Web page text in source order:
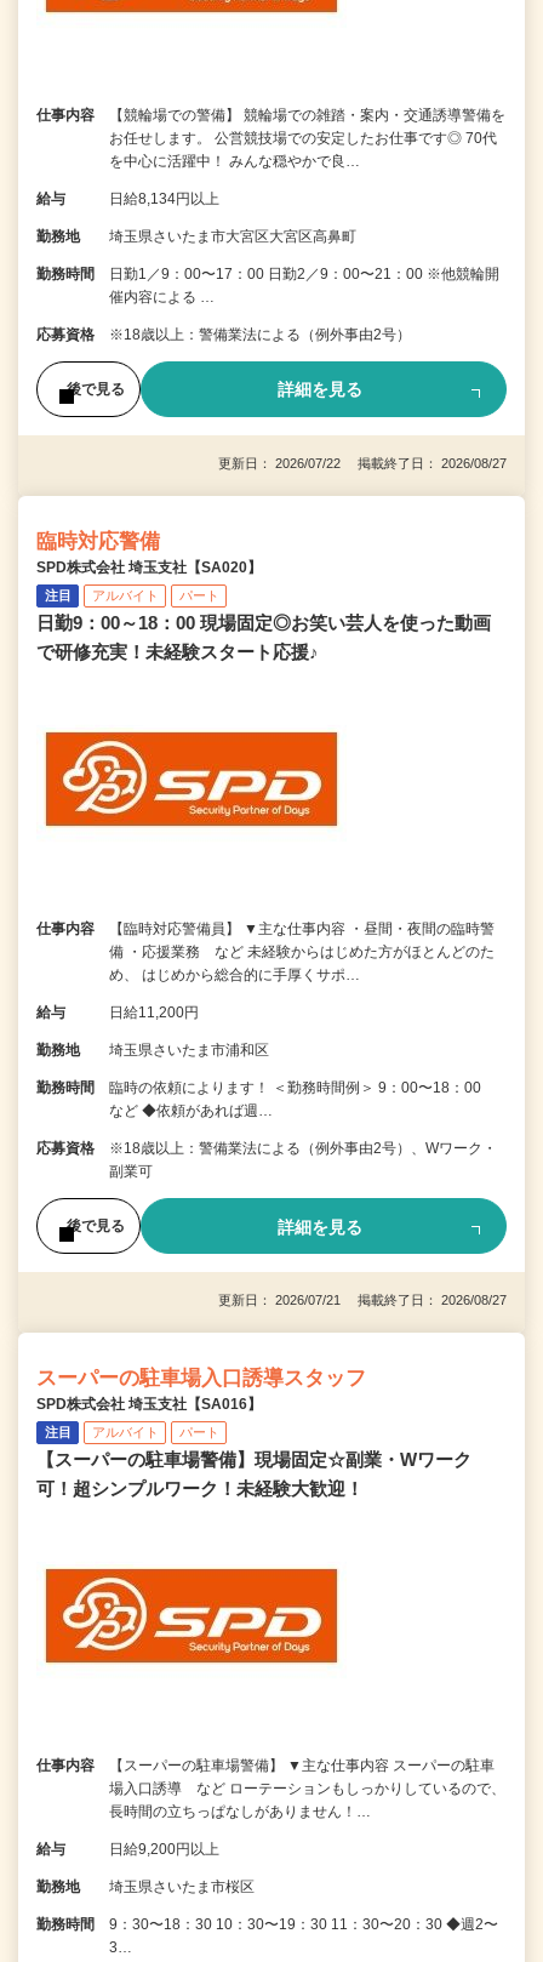
仕事内容
【競輪場での警備】 競輪場での雑踏・案内・交通誘導警備を
お任せします。 公営競技場での安定したお仕事です◎ 70代
を中心に活躍中！ みんな穏やかで良…
給与 日給8,134円以上
勤務地 埼玉県さいたま市大宮区大宮区高鼻町
勤務時間
日勤1／9：00〜17：00 日勤2／9：00〜21：00 ※他競輪開
催内容による …
応募資格 ※18歳以上：警備業法による（例外事由2号）
後で見る 詳細を見る
更新日： 2026/07/22 掲載終了日： 2026/08/27
臨時対応警備
SPD株式会社 埼玉支社【SA020】
注目 アルバイト パート
日勤9：00～18：00 現場固定◎お笑い芸人を使った動画
で研修充実！未経験スタート応援♪
仕事内容
【臨時対応警備員】 ▼主な仕事内容 ・昼間・夜間の臨時警
備 ・応援業務 など 未経験からはじめた方がほとんどのた
め、 はじめから総合的に手厚くサポ…
給与 日給11,200円
勤務地 埼玉県さいたま市浦和区
勤務時間
臨時の依頼によります！ ＜勤務時間例＞ 9：00〜18：00
など ◆依頼があれば週…
応募資格
※18歳以上：警備業法による（例外事由2号）、Wワーク・
副業可
後で見る 詳細を見る
更新日： 2026/07/21 掲載終了日： 2026/08/27
スーパーの駐車場入口誘導スタッフ
SPD株式会社 埼玉支社【SA016】
注目 アルバイト パート
【スーパーの駐車場警備】現場固定☆副業・Wワーク
可！超シンプルワーク！未経験大歓迎！
仕事内容
【スーパーの駐車場警備】 ▼主な仕事内容 スーパーの駐車
場入口誘導 など ローテーションもしっかりしているので、
長時間の立ちっぱなしがありません！…
給与 日給9,200円以上
勤務地 埼玉県さいたま市桜区
勤務時間
9：30〜18：30 10：30〜19：30 11：30〜20：30 ◆週2〜
3…